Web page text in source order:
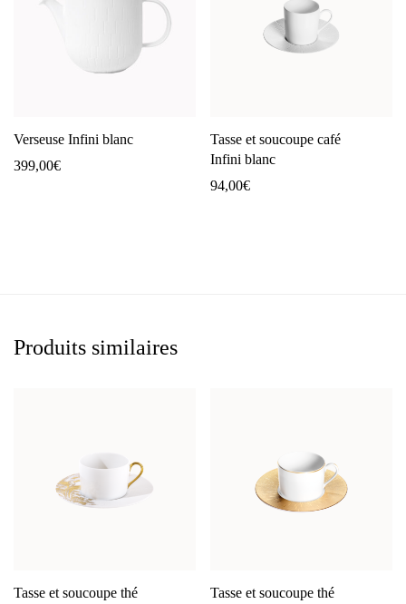
Verseuse Infini blanc
399,00€
Tasse et soucoupe café
Infini blanc
94,00€
Produits similaires
Tasse et soucoupe thé
Tasse et soucoupe thé